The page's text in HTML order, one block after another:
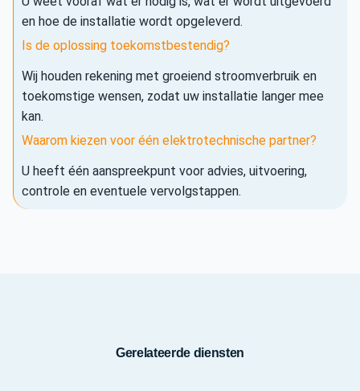
en hoe de installatie wordt opgeleverd.
Is de oplossing toekomstbestendig?
Wij houden rekening met groeiend stroomverbruik en
toekomstige wensen, zodat uw installatie langer mee
kan.
Waarom kiezen voor één elektrotechnische partner?
U heeft één aanspreekpunt voor advies, uitvoering,
controle en eventuele vervolgstappen.
Gerelateerde diensten